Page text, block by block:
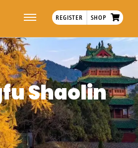
REGISTER SHOP
Shaolin